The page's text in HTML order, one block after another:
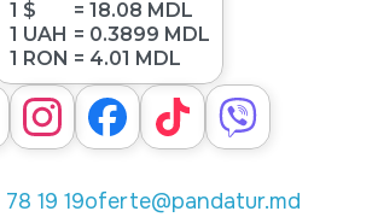
1 $
= 18.08 MDL
1 UAH = 0.3899 MDL
1 RON = 4.01 MDL
19 19oferte@pandatur.md